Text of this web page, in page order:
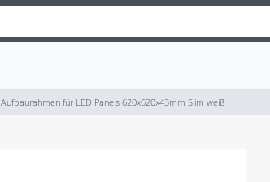
Aufbaurahmen für LED Panels 620x620x43mm Slim weiß